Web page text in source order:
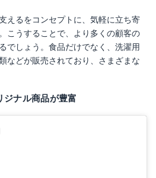
えるをコンセプトに、気軽に立ち寄
こうすることで、より多くの顧客の
でしょう。食品だけでなく、洗濯用
などが販売されており、さまざまな
ジナル商品が豊富